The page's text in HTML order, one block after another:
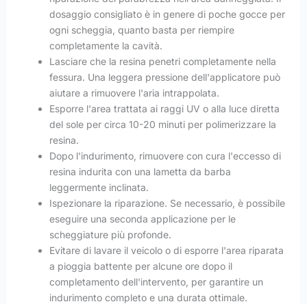
dosaggio consigliato è in genere di poche gocce per
ogni scheggia, quanto basta per riempire
completamente la cavità.
Lasciare che la resina penetri completamente nella
fessura. Una leggera pressione dell'applicatore può
aiutare a rimuovere l'aria intrappolata.
Esporre l'area trattata ai raggi UV o alla luce diretta
del sole per circa 10-20 minuti per polimerizzare la
resina.
Dopo l'indurimento, rimuovere con cura l'eccesso di
resina indurita con una lametta da barba
leggermente inclinata.
Ispezionare la riparazione. Se necessario, è possibile
eseguire una seconda applicazione per le
scheggiature più profonde.
Evitare di lavare il veicolo o di esporre l'area riparata
a pioggia battente per alcune ore dopo il
completamento dell'intervento, per garantire un
indurimento completo e una durata ottimale.